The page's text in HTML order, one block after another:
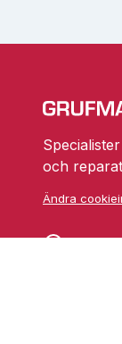
och
Ändra